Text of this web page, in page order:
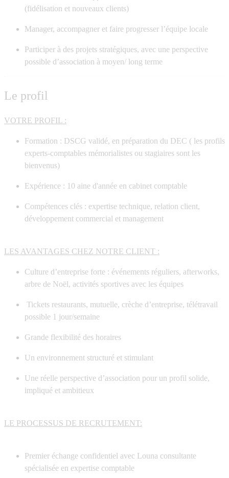
(fidélisation et nouveaux clients)
Manager, accompagner et faire progresser l’équipe locale
Participer à des projets stratégiques, avec une perspective
possible d’association à moyen/ long terme
Le profil
VOTRE PROFIL :
Formation : DSCG validé, en préparation du DEC ( les profils
experts-comptables mémorialistes ou stagiaires sont les
bienvenus)
Expérience : 10 aine d'année en cabinet comptable
Compétences clés : expertise technique, relation client,
développement commercial et management
LES AVANTAGES CHEZ NOTRE CLIENT :
Culture d’entreprise forte : événements réguliers, afterworks,
arbre de Noël, activités sportives avec les équipes
Tickets restaurants, mutuelle, crèche d’entreprise, télétravail
possible 1 jour/semaine
Grande flexibilité des horaires
Un environnement structuré et stimulant
Une réelle perspective d’association pour un profil solide,
impliqué et ambitieux
LE PROCESSUS DE RECRUTEMENT:
Premier échange confidentiel avec Louna consultante
spécialisée en expertise comptable